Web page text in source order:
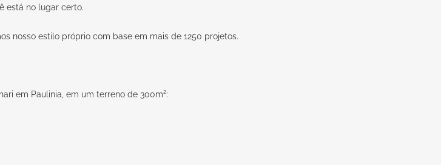
está no lugar certo.
nosso estilo próprio com base em mais de 1250 projetos.
em Paulinia, em um terreno de 300m²: